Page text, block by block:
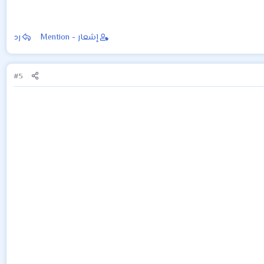
إشعار - Mention رد
#5